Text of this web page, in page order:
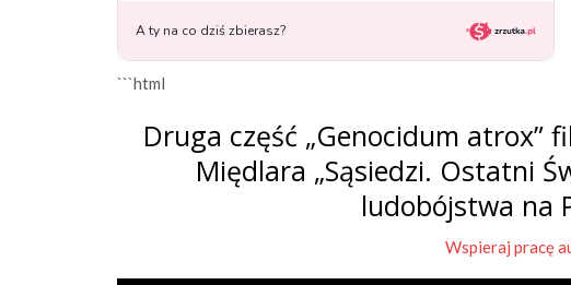
```html
Druga część „Genocidum atrox”
Międlara „Sąsiedzi. Ostatni
ludobójstwa na
Wspieraj pracę